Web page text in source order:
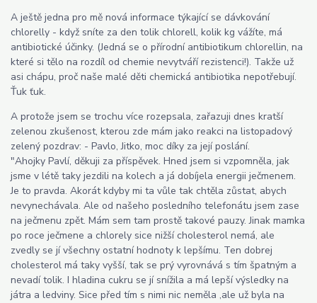
A ještě jedna pro mě nová informace týkající se dávkování
chlorelly - když sníte za den tolik chlorell, kolik kg vážíte, má
antibiotické účinky. (Jedná se o přírodní antibiotikum chlorellin, na
které si tělo na rozdíl od chemie nevytváří rezistenci!). Takže už
asi chápu, proč naše malé děti chemická antibiotika nepotřebují.
Ťuk ťuk.
A protože jsem se trochu více rozepsala, zařazuji dnes kratší
zelenou zkušenost, kterou zde mám jako reakci na listopadový
zelený pozdrav: - Pavlo, Jitko, moc díky za její poslání.
"Ahojky Pavlí, děkuji za příspěvek. Hned jsem si vzpomněla, jak
jsme v létě taky jezdili na kolech a já dobíjela energii ječmenem.
Je to pravda. Akorát kdyby mi ta vůle tak chtěla zůstat, abych
nevynechávala. Ale od našeho posledního telefonátu jsem zase
na ječmenu zpět. Mám sem tam prostě takové pauzy. Jinak mamka
po roce ječmene a chlorely sice nižší cholesterol nemá, ale
zvedly se jí všechny ostatní hodnoty k lepšímu. Ten dobrej
cholesterol má taky vyšší, tak se prý vyrovnává s tím špatným a
nevadí tolik. I hladina cukru se jí snížila a má lepší výsledky na
játra a ledviny. Sice před tím s nimi nic neměla ,ale už byla na